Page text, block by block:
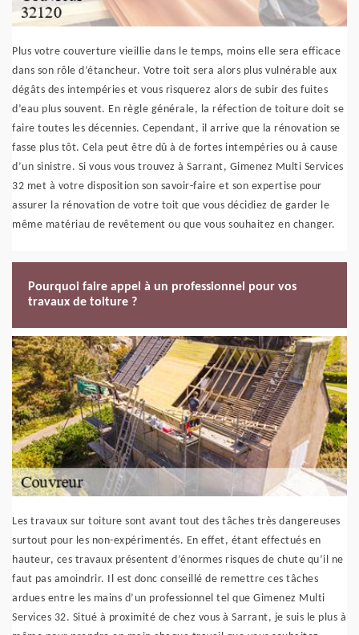
Plus votre couverture vieillie dans le temps, moins elle sera efficace
dans son rôle d’étancheur. Votre toit sera alors plus vulnérable aux
dégâts des intempéries et vous risquerez alors de subir des fuites
d’eau plus souvent. En règle générale, la réfection de toiture doit se
faire toutes les décennies. Cependant, il arrive que la rénovation se
fasse plus tôt. Cela peut être dû à de fortes intempéries ou à cause
d’un sinistre. Si vous vous trouvez à Sarrant, Gimenez Multi Services
32 met à votre disposition son savoir-faire et son expertise pour
assurer la rénovation de votre toit que vous décidiez de garder le
même matériau de revêtement ou que vous souhaitez en changer.
Pourquoi faire appel à un professionnel pour vos
travaux de toiture ?
Les travaux sur toiture sont avant tout des tâches très dangereuses
surtout pour les non-expérimentés. En effet, étant effectués en
hauteur, ces travaux présentent d’énormes risques de chute qu’il ne
faut pas amoindrir. Il est donc conseillé de remettre ces tâches
ardues entre les mains d’un professionnel tel que Gimenez Multi
Services 32. Situé à proximité de chez vous à Sarrant, je suis le plus à